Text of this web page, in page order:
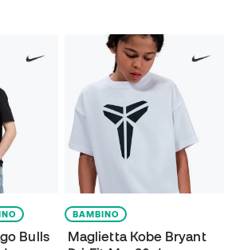
Bulls
BAMBINO
Maglietta Kobe Bryant